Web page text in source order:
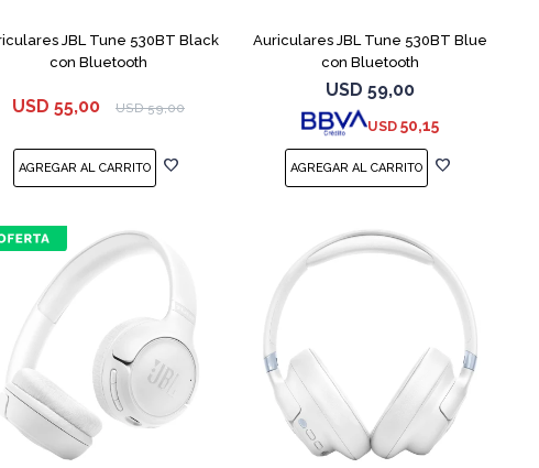
JBL Tune 530BT Black
con Bluetooth
USD 55,00 USD 59,00
Auriculares JBL Tune 530BT Blue
con Bluetooth
USD 59,00
USD 50,15